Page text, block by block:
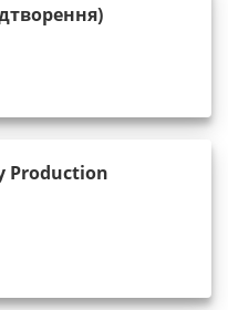
Production